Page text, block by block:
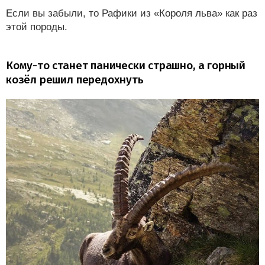
Если вы забыли, то Рафики из «Короля льва» как раз
этой породы.
Кому-то станет панически страшно, а горный
козёл решил передохнуть